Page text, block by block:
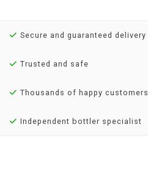
Secure and guaranteed delivery
Trusted and safe
Thousands of happy customers
Independent bottler specialist